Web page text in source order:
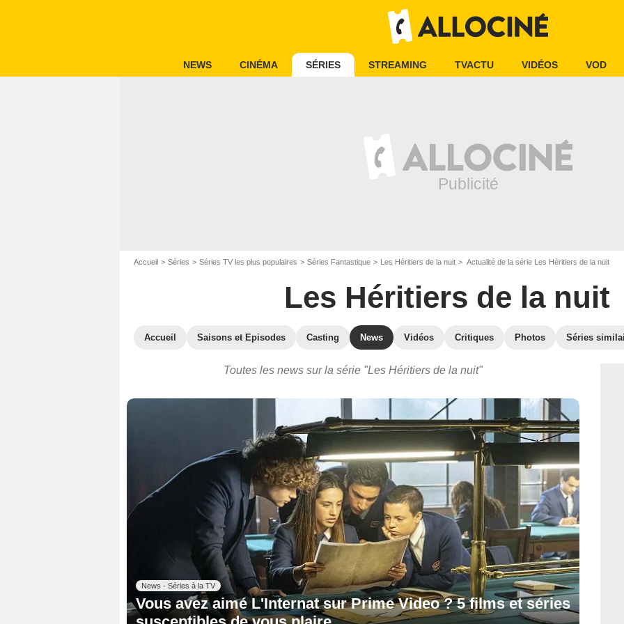
NEWS CINÉMA SÉRIES STREAMING TVACTU VIDÉOS VOD
Accueil Séries Séries TV les plus populaires Séries Fantastique Les Héritiers de la nuit Actualité de la série Les Héritiers de la nuit
Les Héritiers de la nuit
Accueil Saisons et Episodes Casting News Vidéos Critiques Photos Séries
Toutes les news sur la série "Les Héritiers de la nuit"
News - Séries à la TV
Vous avez aimé L'Internat sur Prime Video ? 5 films et séries